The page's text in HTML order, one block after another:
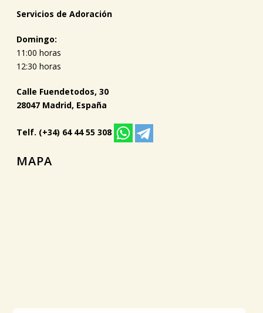
Servicios de Adoración
Domingo:
11:00 horas
12:30 horas
Calle Fuendetodos, 30
28047 Madrid, España
Telf. (+34) 64 44 55 308
MAPA